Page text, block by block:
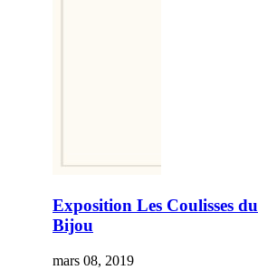
Exposition Les Coulisses du
Bijou
mars 08, 2019